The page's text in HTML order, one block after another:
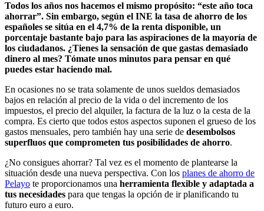
Todos los años nos hacemos el mismo propósito: “este año toca
ahorrar”. Sin embargo, según el INE la tasa de ahorro de los
españoles se sitúa en el 4,7% de la renta disponible, un
porcentaje bastante bajo para las aspiraciones de la mayoría de
los ciudadanos. ¿Tienes la sensación de que gastas demasiado
dinero al mes? Tómate unos minutos para pensar en qué
puedes estar haciendo mal.
En ocasiones no se trata solamente de unos sueldos demasiados
bajos en relación al precio de la vida o del incremento de los
impuestos, el precio del alquiler, la factura de la luz o la cesta de la
compra. Es cierto que todos estos aspectos suponen el grueso de los
gastos mensuales, pero también hay una serie de desembolsos
superfluos que comprometen tus posibilidades de ahorro.
¿No consigues ahorrar? Tal vez es el momento de plantearse la
situación desde una nueva perspectiva. Con los planes de ahorro de
Pelayo te proporcionamos una herramienta flexible y adaptada a
tus necesidades para que tengas la opción de ir planificando tu
futuro euro a euro.